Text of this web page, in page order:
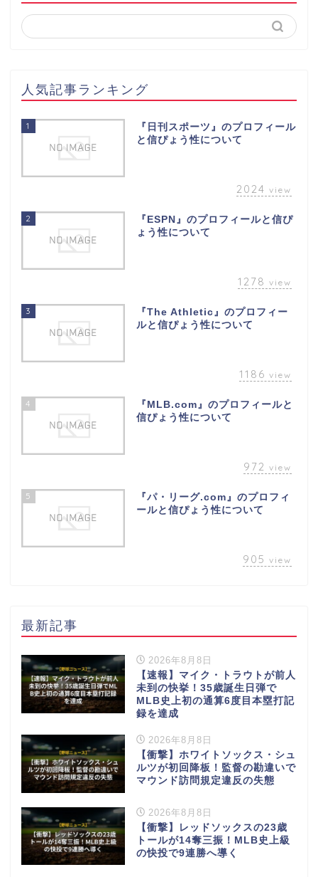
人気記事ランキング
1
『日刊スポーツ』のプロフィール
と信ぴょう性について
2024 view
2
『ESPN』のプロフィールと信ぴ
ょう性について
1278 view
3
『The Athletic』のプロフィー
ルと信ぴょう性について
1186 view
4
『MLB.com』のプロフィールと
信ぴょう性について
972 view
5
『パ・リーグ.com』のプロフィ
ールと信ぴょう性について
905 view
最新記事
2026年8月8日
【速報】マイク・トラウトが前人
未到の快挙！35歳誕生日弾で
MLB史上初の通算6度目本塁打記
録を達成
2026年8月8日
【衝撃】ホワイトソックス・シュ
ルツが初回降板！監督の勘違いで
マウンド訪問規定違反の失態
2026年8月8日
【衝撃】レッドソックスの23歳
トールが14奪三振！MLB史上級
の快投で9連勝へ導く